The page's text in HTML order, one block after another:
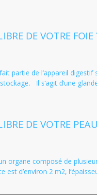
DE VOTRE FOIE
partie de l’appareil
Il s’agit d’une
DE VOTRE
organe composé de
est d’environ 2 m2,